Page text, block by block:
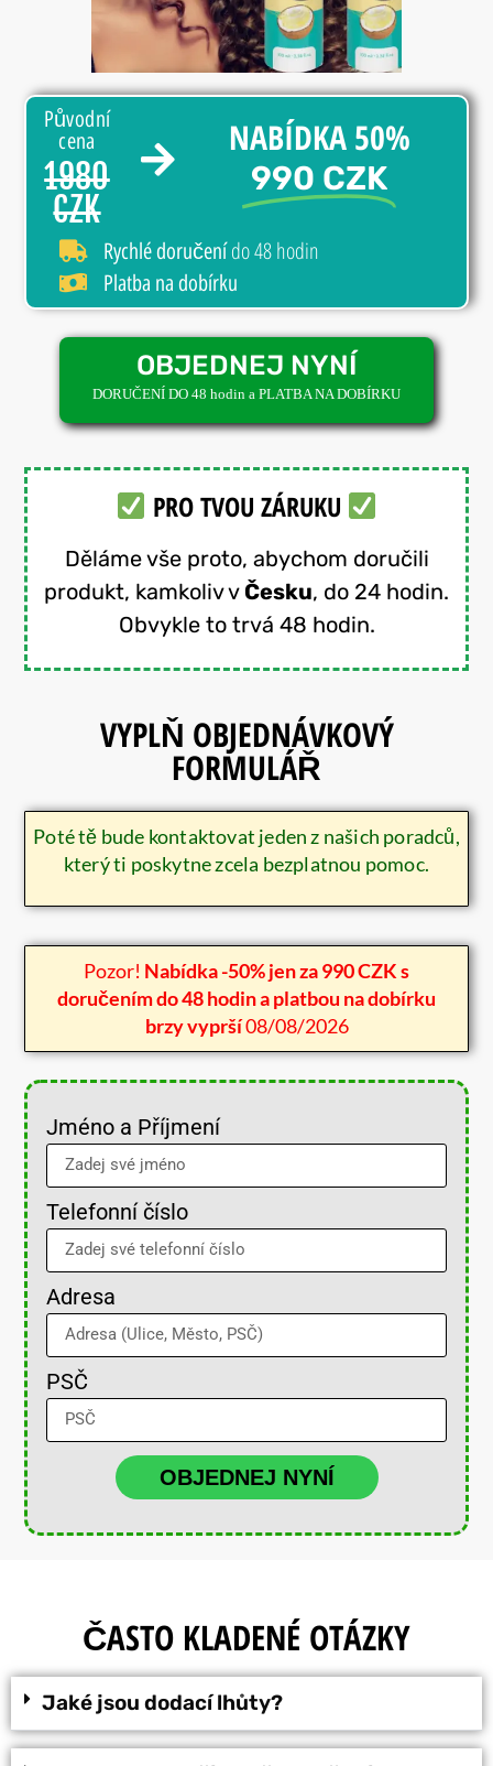
Původní
cena
1980
CZK
NABÍDKA 50%
990 CZK
Rychlé doručenído 48 hodin
Platba na dobírku
OBJEDNEJ NYNÍ
DORUČENÍ DO 48 hodin a PLATBA NA DOBÍRKU
PRO TVOU ZÁRUKU
Děláme vše proto, abychom doručili
produkt, kamkoliv v Česku, do 24 hodin.
Obvykle to trvá 48 hodin.
VYPLŇ OBJEDNÁVKOVÝ
FORMULÁŘ
Poté tě bude kontaktovat jeden z našich poradců,
který ti poskytne zcela bezplatnou pomoc.
Pozor! Nabídka -50% jen za 990 CZK s
doručením do 48 hodin a platbou na dobírku
brzy vyprší08/08/2026
Jméno a Příjmení
Telefonní číslo
Adresa
PSČ
OBJEDNEJ NYNÍ
ČASTO KLADENÉ OTÁZKY
Jaké jsou dodací lhůty?